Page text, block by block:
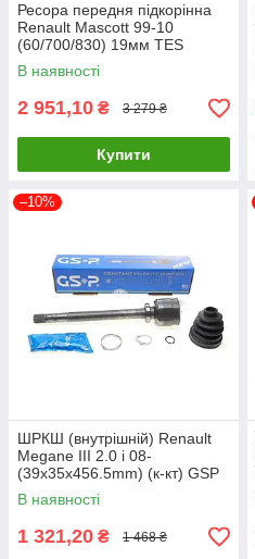
Ресора передня підкорінна
Renault Mascott 99-10
(60/700/830) 19мм TES
50105372726819 Z/Z UA61
В наявності
2 951,10 ₴ 3 279 ₴
Купити
–10%
ШРКШ (внутрішній) Renault
Megane III 2.0 i 08-
(39x35x456.5mm) (к-кт) GSP
650087 UA61
В наявності
1 321,20 ₴ 1 468 ₴